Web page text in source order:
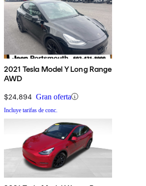
2021 Tesla Model Y Long Range
AWD
$24,894 Gran oferta
Incluye tarifas de conc.